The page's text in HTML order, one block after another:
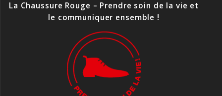
La Chaussure Rouge – Prendre soin de la vie et
le communiquer ensemble !